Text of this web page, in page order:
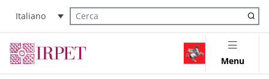
Italiano
Cerca nel sito
Menu